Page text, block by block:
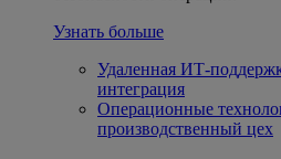
Узнать больше
Удаленная ИТ-
интеграция
Операционные
производственный цех